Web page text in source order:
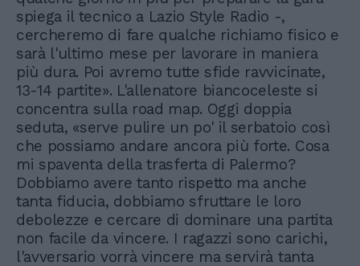
spiega il tecnico a Lazio Style Radio -,
cercheremo di fare qualche richiamo fisico e
sarà l'ultimo mese per lavorare in maniera
più dura. Poi avremo tutte sfide ravvicinate,
13-14 partite». L'allenatore biancoceleste si
concentra sulla road map. Oggi doppia
seduta, «serve pulire un po' il serbatoio così
che possiamo andare ancora più forte. Cosa
mi spaventa della trasferta di Palermo?
Dobbiamo avere tanto rispetto ma anche
tanta fiducia, dobbiamo sfruttare le loro
debolezze e cercare di dominare una partita
non facile da vincere. I ragazzi sono carichi,
l'avversario vorrà vincere ma servirà tanta